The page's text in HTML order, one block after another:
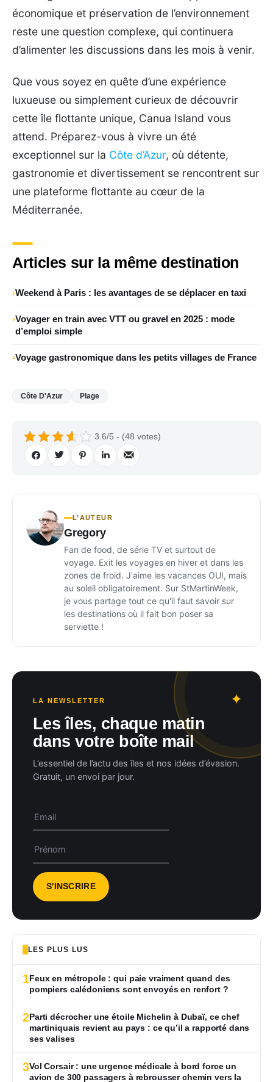
économique et préservation de l’environnement
reste une question complexe, qui continuera
d’alimenter les discussions dans les mois à venir.
Que vous soyez en quête d’une expérience
luxueuse ou simplement curieux de découvrir
cette île flottante unique, Canua Island vous
attend. Préparez-vous à vivre un été
exceptionnel sur la Côte d’Azur, où détente,
gastronomie et divertissement se rencontrent sur
une plateforme flottante au cœur de la
Méditerranée.
Articles sur la même destination
Weekend à Paris : les avantages de se déplacer en taxi
Voyager en train avec VTT ou gravel en 2025 : mode
d’emploi simple
Voyage gastronomique dans les petits villages de France
Côte D'Azur Plage
3.6/5 - (48 votes)
L’AUTEUR
Gregory
Fan de food, de série TV et surtout de
voyage. Exit les voyages en hiver et dans les
zones de froid. J'aime les vacances OUI, mais
au soleil obligatoirement. Sur StMartinWeek,
je vous partage tout ce qu'il faut savoir sur
les destinations où il fait bon poser sa
serviette !
LA NEWSLETTER
Les îles, chaque matin
dans votre boîte mail
L’essentiel de l’actu des îles et nos idées d’évasion.
Gratuit, un envoi par jour.
LES PLUS LUS
1Feux en métropole : qui paie vraiment quand des
pompiers calédoniens sont envoyés en renfort ?
2Parti décrocher une étoile Michelin à Dubaï, ce chef
martiniquais revient au pays : ce qu’il a rapporté dans
ses valises
3Vol Corsair : une urgence médicale à bord force un
avion de 300 passagers à rebrousser chemin vers la